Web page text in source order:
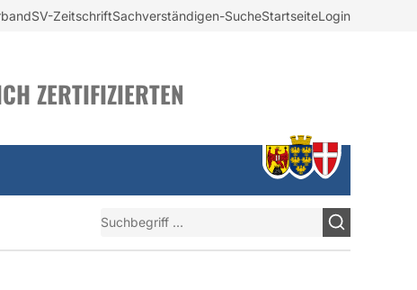
SV-ZeitschriftSachverständigen-SucheStartseiteLogin
ZERTIFIZIERTEN
Suchen